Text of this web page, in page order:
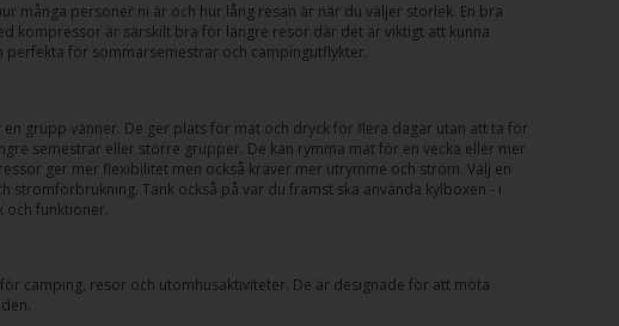
många personer ni är och hur lång resan är när du väljer storlek. En bra
kompressor är särskilt bra för längre resor där det är viktigt att kunna
perfekta för sommarsemestrar och campingutflykter.
grupp vänner. De ger plats för mat och dryck för flera dagar utan att ta för
semestrar eller större grupper. De kan rymma mat för en vecka eller mer
ger mer flexibilitet men också kräver mer utrymme och ström. Välj en
Tänk också på var du främst ska använda kylboxen - i
och funktioner.
camping, resor och utomhusaktiviteter. De är designade för att möta